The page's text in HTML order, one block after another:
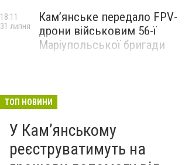
Кам’янське передало FPV-
дрони військовим 56-ї
Маріупольської бригади
18:11
31 липня
ТОП НОВИНИ
У Кам’янському
реєструватимуть на